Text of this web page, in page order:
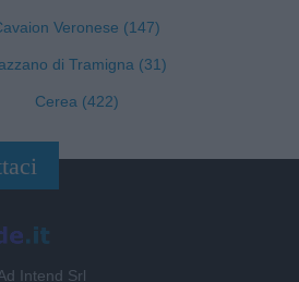
Veronese (147)
di Tramigna (31)
Cerea (422)
Intend Srl